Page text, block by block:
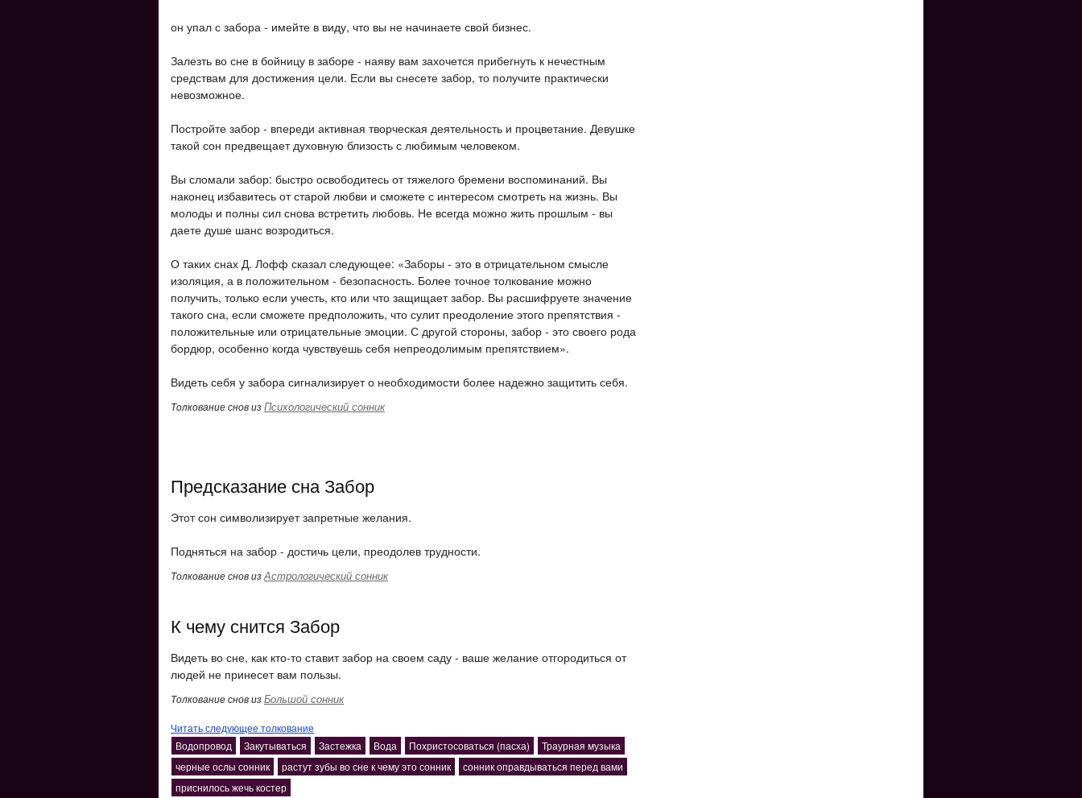
он упал с забора - имейте в виду, что вы не начинаете свой бизнес.
Залезть во сне в бойницу в заборе - наяву вам захочется прибегнуть к нечестным
средствам для достижения цели. Если вы снесете забор, то получите практически
невозможное.
Постройте забор - впереди активная творческая деятельность и процветание. Девушке
такой сон предвещает духовную близость с любимым человеком.
Вы сломали забор: быстро освободитесь от тяжелого бремени воспоминаний. Вы
наконец избавитесь от старой любви и сможете с интересом смотреть на жизнь. Вы
молоды и полны сил снова встретить любовь. Не всегда можно жить прошлым - вы
даете душе шанс возродиться.
О таких снах Д. Лофф сказал следующее: «Заборы - это в отрицательном смысле
изоляция, а в положительном - безопасность. Более точное толкование можно
получить, только если учесть, кто или что защищает забор. Вы расшифруете значение
такого сна, если сможете предположить, что сулит преодоление этого препятствия -
положительные или отрицательные эмоции. С другой стороны, забор - это своего рода
бордюр, особенно когда чувствуешь себя непреодолимым препятствием».
Видеть себя у забора сигнализирует о необходимости более надежно защитить себя.
Толкование снов изПсихологический сонник
Предсказание сна Забор
Этот сон символизирует запретные желания.
Подняться на забор - достичь цели, преодолев трудности.
Толкование снов изАстрологический сонник
К чему снится Забор
Видеть во сне, как кто-то ставит забор на своем саду - ваше желание отгородиться от
людей не принесет вам пользы.
Толкование снов изБольшой сонник
Читать следующее толкование
Водопровод
Закутываться Застежка Вода Похристосоваться (пасха)
Траурная музыка
черные ослы сонник
растут зубы во сне к чему это сонник
сонник оправдываться перед вами
приснилось жечь костер